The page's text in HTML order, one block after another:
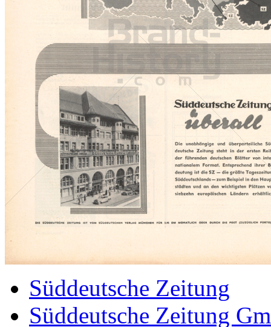
Süddeutsche Zeitung
Süddeutsche Zeitung